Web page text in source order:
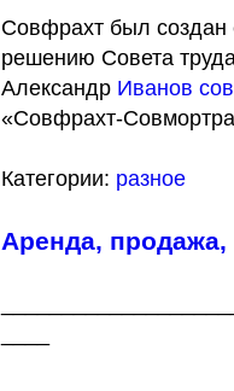
Совфрахт был создан
решению Совета
Александр Иванов
«Совфрахт-
Категории: разное
Аренда,